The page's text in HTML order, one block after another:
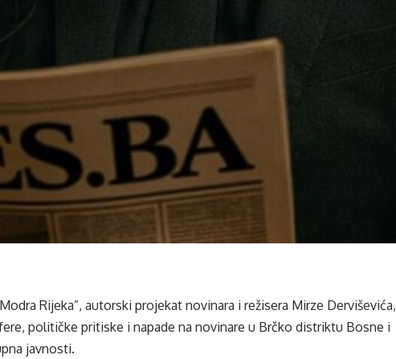
Rijeka”, autorski projekat novinara i režisera Mirze Derviševića,
političke pritiske i napade na novinare u Brčko distriktu Bosne i
javnosti.